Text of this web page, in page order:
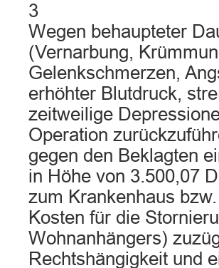
3
Wegen behaupteter
(Vernarbung,
Gelenkschmerzen,
erhöhter Blutdruck,
zeitweilige
Operation
gegen den Beklagten
in Höhe von 3.500,07
zum Krankenhaus
Kosten für die
Wohnanhängers)
Rechtshängigkeit und